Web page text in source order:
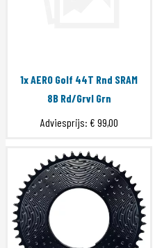
1x AERO Golf 44T Rnd SRAM
8B Rd/Grvl Grn
Adviesprijs: € 99,00